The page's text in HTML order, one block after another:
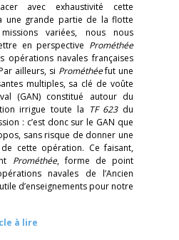
avec exhaustivité cette
une grande partie de la flotte
variées, nous nous
en perspective Prométhée
opérations navales françaises
ailleurs, si Prométhéefut une
multiples, sa clé de voûte
(GAN) constitué autour du
irrigue toute la TF 623du
: c’est donc sur le GAN que
sans risque de donner une
cette opération. Ce faisant,
Prométhée, forme de point
navales de l’Ancien
d’enseignements pour notre
à lire